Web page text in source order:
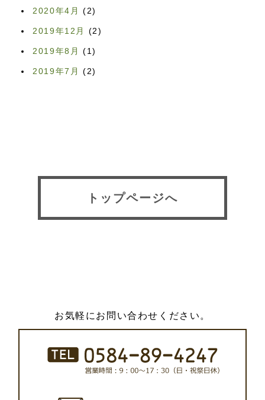
2020年4月 (2)
2019年12月 (2)
2019年8月 (1)
2019年7月 (2)
トップページへ
お気軽にお問い合わせください。